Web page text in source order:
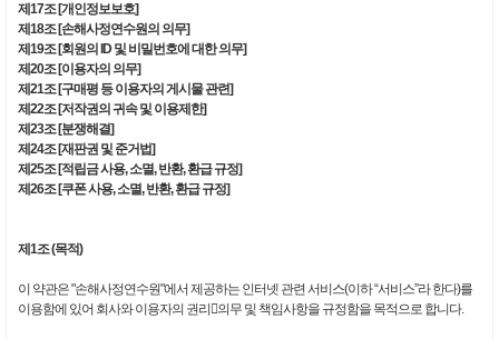
제17조 [개인정보보호]
제18조 [손해사정연수원의 의무]
제19조 [회원의 ID 및 비밀번호에 대한 의무]
제20조 [이용자의 의무]
제21조 [구매평 등 이용자의 게시물 관련]
제22조 [저작권의 귀속 및 이용제한]
제23조 [분쟁해결]
제24조 [재판권 및 준거법]
제25조 [적립금 사용, 소멸, 반환, 환급 규정]
제26조 [쿠폰 사용, 소멸, 반환, 환급 규정]
제1조 (목적)
이 약관은 "손해사정연수원"에서 제공하는 인터넷 관련 서비스(이하 “서비스”라 한다)를
이용함에 있어 회사와 이용자의 권리의무 및 책임사항을 규정함을 목적으로 합니다.